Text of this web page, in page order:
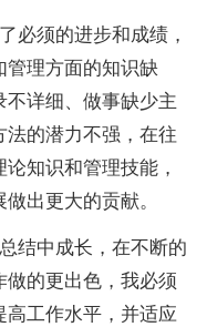
必须的进步和成绩，
管理方面的知识缺
不详细、做事缺少主
的潜力不强，在往
知识和管理技能，
出更大的贡献。
结中成长，在不断的
的更出色，我必须
高工作水平，并适应